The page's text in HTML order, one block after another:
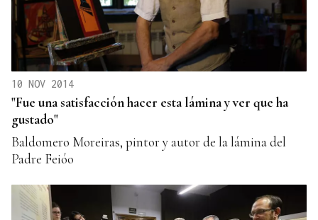
10 NOV 2014
"Fue una satisfacción hacer esta lámina y ver que ha
gustado"
Baldomero Moreiras, pintor y autor de la lámina del
Padre Feióo